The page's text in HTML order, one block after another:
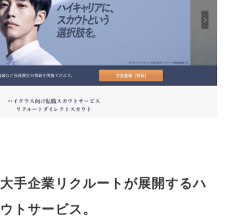
大手企業リクルートが展開するハ
トサービス。